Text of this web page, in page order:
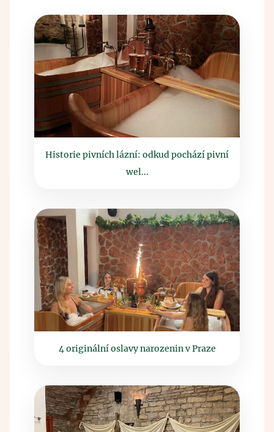
Historie pivních lázní: odkud pochází pivní
wel...
4 originální oslavy narozenin v Praze